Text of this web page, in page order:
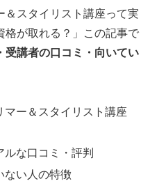
＆スタイリスト講座って実
格が取れる？」この記事で
受講者の口コミ・向いてい
マー＆スタイリスト講座
ルな口コミ・評判
ない人の特徴